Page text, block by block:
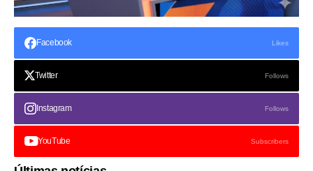
Facebook Likes
Twitter Follows
Instagram Follows
YouTube Subscribers